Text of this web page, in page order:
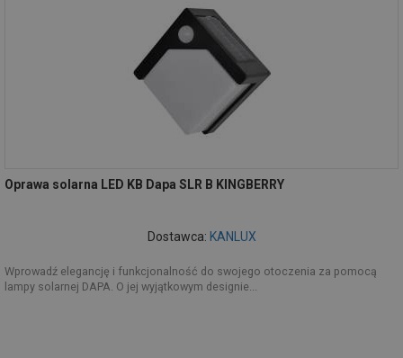
Oprawa solarna LED KB Dapa SLR B KINGBERRY
Dostawca: KANLUX
Wprowadź elegancję i funkcjonalność do swojego otoczenia za pomocą
lampy solarnej DAPA. O jej wyjątkowym designie...